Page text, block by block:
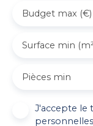
Budget max (€)
Surface min
Pièces min
J'accepte le